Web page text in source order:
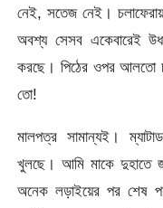
নেই, সতেজ নেই।
অবশ্য সেসব একেবারেই
করছে। পিঠের ওপর আলতো
তো!
মালপত্র সামান্যই।
খুলছে। আমি মাকে দুহাতে
অনেক লড়াইয়ের পর শেষ